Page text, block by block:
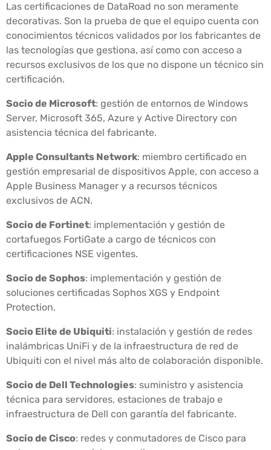
Las certificaciones de DataRoad no son meramente
decorativas. Son la prueba de que el equipo cuenta con
conocimientos técnicos validados por los fabricantes de
las tecnologías que gestiona, así como con acceso a
recursos exclusivos de los que no dispone un técnico sin
certificación.
Socio de Microsoft: gestión de entornos de Windows
Server, Microsoft 365, Azure y Active Directory con
asistencia técnica del fabricante.
Apple Consultants Network: miembro certificado en
gestión empresarial de dispositivos Apple, con acceso a
Apple Business Manager y a recursos técnicos
exclusivos de ACN.
Socio de Fortinet: implementación y gestión de
cortafuegos FortiGate a cargo de técnicos con
certificaciones NSE vigentes.
Socio de Sophos: implementación y gestión de
soluciones certificadas Sophos XGS y Endpoint
Protection.
Socio Elite de Ubiquiti: instalación y gestión de redes
inalámbricas UniFi y de la infraestructura de red de
Ubiquiti con el nivel más alto de colaboración disponible.
Socio de Dell Technologies: suministro y asistencia
técnica para servidores, estaciones de trabajo e
infraestructura de Dell con garantía del fabricante.
Socio de Cisco: redes y conmutadores de Cisco para